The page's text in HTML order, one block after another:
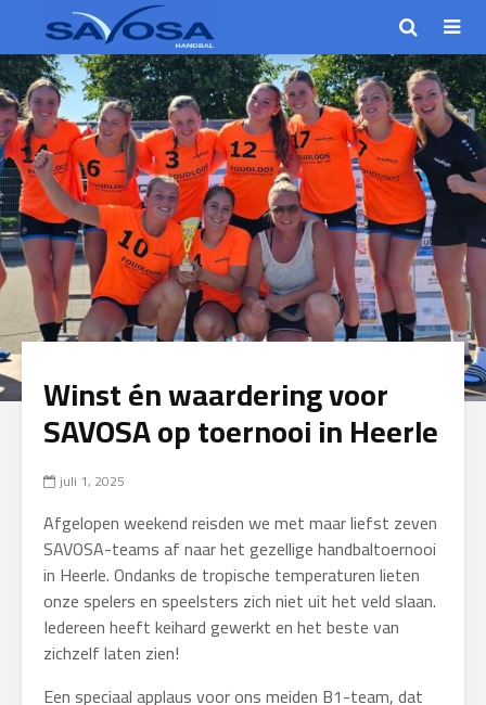
Winst én waardering voor
SAVOSA op toernooi in Heerle
juli 1, 2025
Afgelopen weekend reisden we met maar liefst zeven
SAVOSA-teams af naar het gezellige handbaltoernooi
in Heerle. Ondanks de tropische temperaturen lieten
onze spelers en speelsters zich niet uit het veld slaan.
Iedereen heeft keihard gewerkt en het beste van
zichzelf laten zien!
Een speciaal applaus voor ons meiden B1-team, dat